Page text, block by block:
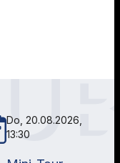
Do, 20.08.2026,
13:30